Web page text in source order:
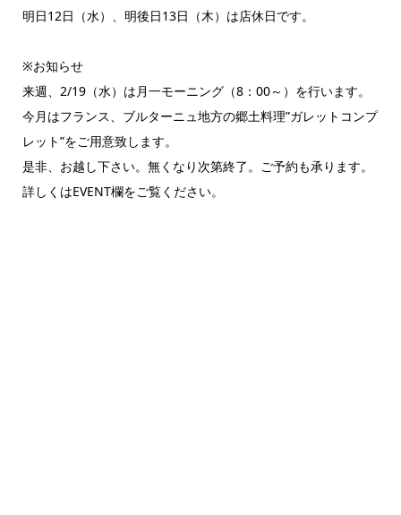
明日12日（水）、明後日13日（木）は店休日です。
※お知らせ
来週、2/19（水）は月一モーニング（8：00～）を行います。
今月はフランス、ブルターニュ地方の郷土料理”ガレットコンプ
レット”をご用意致します。
是非、お越し下さい。無くなり次第終了。ご予約も承ります。
詳しくはEVENT欄をご覧ください。